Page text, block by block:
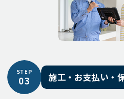
STEP
03 施工・お支払い・